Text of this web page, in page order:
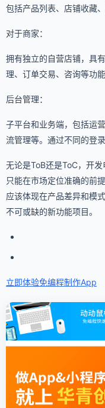
包括产品列表、店铺收藏
对于商家：
拥有独立的自营店铺，具
理、订单交易、咨询等功能
后台管理：
子平台和业务端，包括运
流管理等。通过不同的登
无论是ToB还是ToC，开
只能在市场定位准确的前
应该体现在产品差异和模
不可或缺的新功能项目。
立即体验免编程制作App